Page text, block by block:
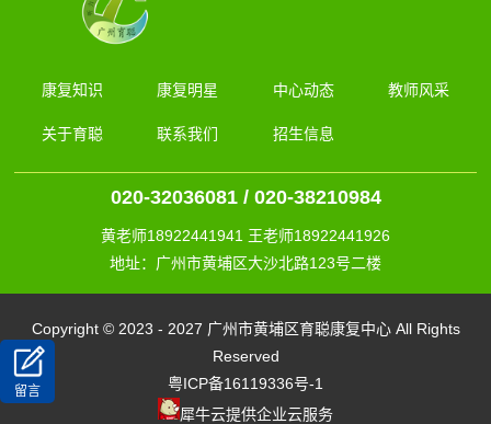
康复知识 康复明星 中心动态 教师风采
关于育聪 联系我们 招生信息
020-32036081 / 020-38210984
黄老师18922441941 王老师18922441926
地址：广州市黄埔区大沙北路123号二楼
Copyright © 2023 - 2027 广州市黄埔区育聪康复中心 All Rights
Reserved
粤ICP备16119336号-1
犀牛云提供企业云服务
留言